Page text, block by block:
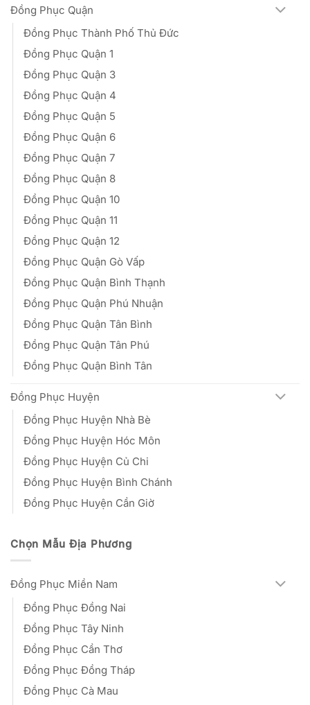
Đồng Phục Quận
Đồng Phục Thành Phố Thủ Đức
Đồng Phục Quận 1
Đồng Phục Quận 3
Đồng Phục Quận 4
Đồng Phục Quận 5
Đồng Phục Quận 6
Đồng Phục Quận 7
Đồng Phục Quận 8
Đồng Phục Quận 10
Đồng Phục Quận 11
Đồng Phục Quận 12
Đồng Phục Quận Gò Vấp
Đồng Phục Quận Bình Thạnh
Đồng Phục Quận Phú Nhuận
Đồng Phục Quận Tân Bình
Đồng Phục Quận Tân Phú
Đồng Phục Quận Bình Tân
Đồng Phục Huyện
Đồng Phục Huyện Nhà Bè
Đồng Phục Huyện Hóc Môn
Đồng Phục Huyện Củ Chi
Đồng Phục Huyện Bình Chánh
Đồng Phục Huyện Cần Giờ
Chọn Mẫu Địa Phương
Đồng Phục Miền Nam
Đồng Phục Đồng Nai
Đồng Phục Tây Ninh
Đồng Phục Cần Thơ
Đồng Phục Đồng Tháp
Đồng Phục Cà Mau